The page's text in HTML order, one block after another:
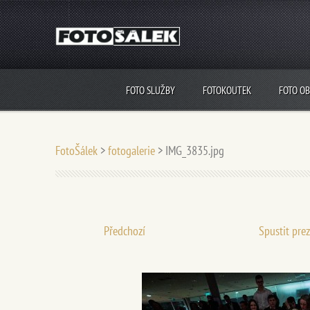
FOTO SLUŽBY FOTOKOUTEK FOTO
FotoŠálek >fotogalerie > IMG_3835.jpg
Předchozí Spustit